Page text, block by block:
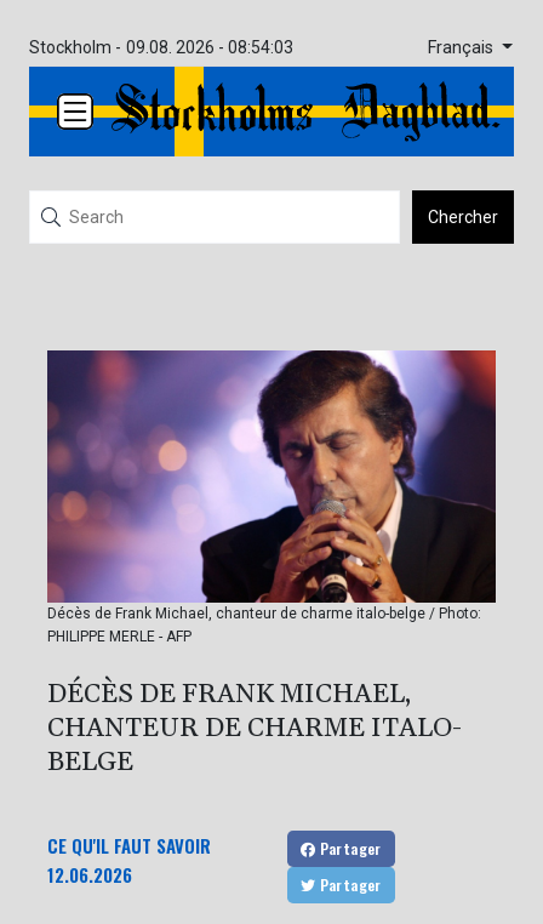
Stockholm - 09.08. 2026 - 08:54:03 Français
Chercher
Décès de Frank Michael, chanteur de charme italo-belge / Photo:
PHILIPPE MERLE - AFP
DÉCÈS DE FRANK MICHAEL,
CHANTEUR DE CHARME ITALO-
BELGE
CE QU'IL FAUT SAVOIR
12.06.2026
Partager
Partager